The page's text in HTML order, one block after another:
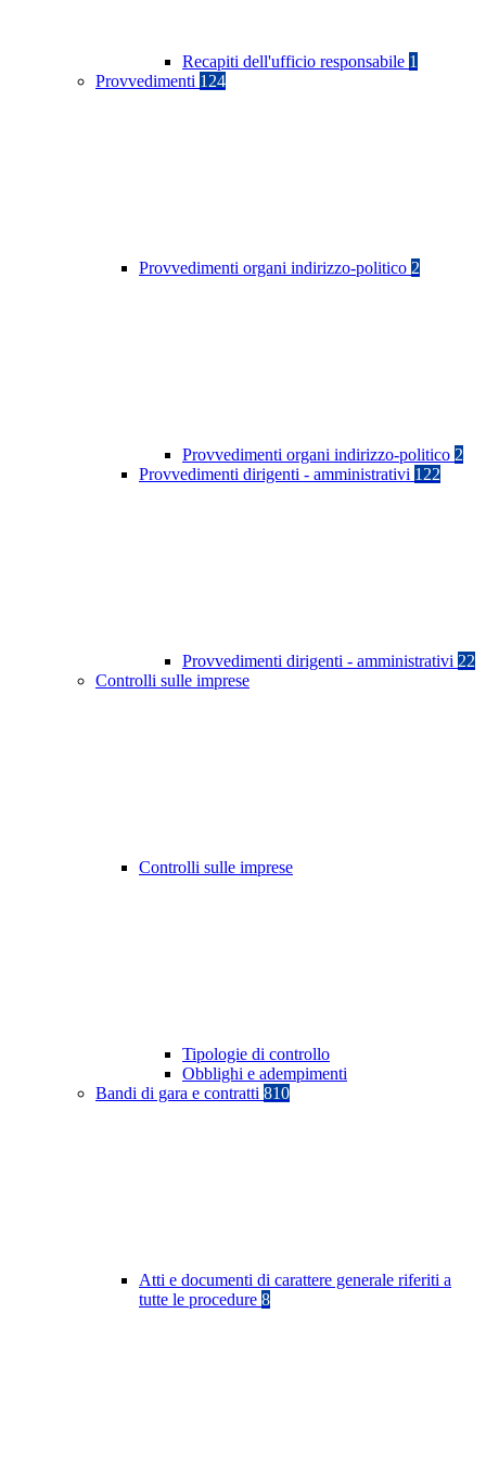
Recapiti dell'ufficio responsabile 1
Provvedimenti 124
Provvedimenti organi indirizzo-politico 2
Provvedimenti organi indirizzo-politico 2
Provvedimenti dirigenti - amministrativi 122
Provvedimenti dirigenti - amministrativi 22
Controlli sulle imprese
Controlli sulle imprese
Tipologie di controllo
Obblighi e adempimenti
Bandi di gara e contratti 810
Atti e documenti di carattere generale riferiti a
tutte le procedure 8